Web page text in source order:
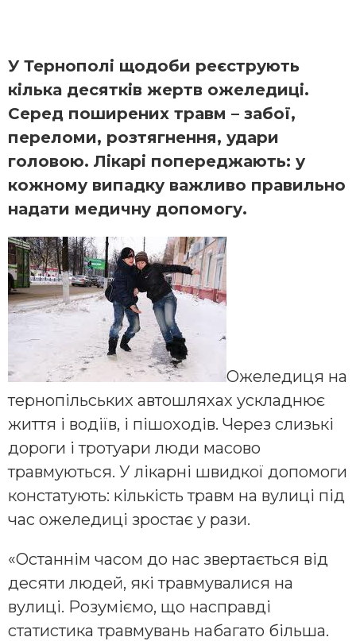
У Тернополі щодоби реєструють
кілька десятків жертв ожеледиці.
Серед поширених травм – забої,
переломи, розтягнення, удари
головою. Лікарі попереджають: у
кожному випадку важливо правильно
надати медичну допомогу.
Ожеледиця на
тернопільських автошляхах ускладнює
життя і водіїв, і пішоходів. Через слизькі
дороги і тротуари люди масово
травмуються. У лікарні швидкої допомоги
констатують: кількість травм на вулиці під
час ожеледиці зростає у рази.
«Останнім часом до нас звертається від
десяти людей, які травмувалися на
вулиці. Розуміємо, що насправді
статистика травмувань набагато більша.